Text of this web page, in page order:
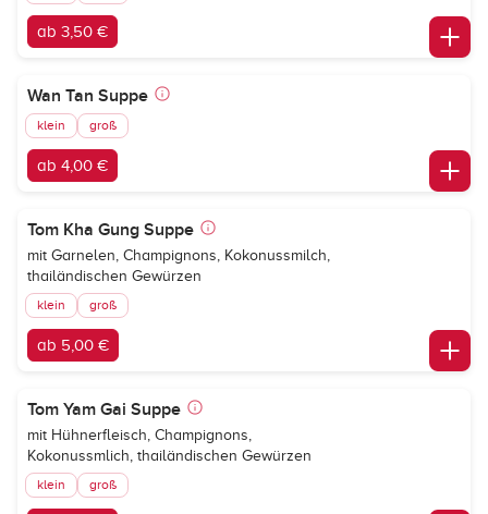
ab 3,50 €
Wan Tan Suppe
klein groß
ab 4,00 €
Tom Kha Gung Suppe
mit Garnelen, Champignons, Kokonussmilch,
thailändischen Gewürzen
klein groß
ab 5,00 €
Tom Yam Gai Suppe
mit Hühnerfleisch, Champignons,
Kokonussmlich, thailändischen Gewürzen
klein groß